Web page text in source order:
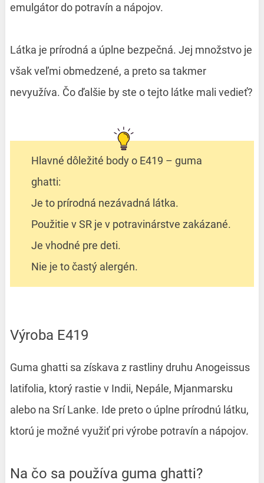
emulgátor do potravín a nápojov.
Látka je prírodná a úplne bezpečná. Jej množstvo je
však veľmi obmedzené, a preto sa takmer
nevyužíva. Čo ďalšie by ste o tejto látke mali vedieť?
Hlavné dôležité body o E419 – guma
ghatti:
Je to prírodná nezávadná látka.
Použitie v SR je v potravinárstve zakázané.
Je vhodné pre deti.
Nie je to častý alergén.
Výroba E419
Guma ghatti sa získava z rastliny druhu Anogeissus
latifolia, ktorý rastie v Indii, Nepále, Mjanmarsku
alebo na Srí Lanke. Ide preto o úplne prírodnú látku,
ktorú je možné využiť pri výrobe potravín a nápojov.
Na čo sa používa guma ghatti?